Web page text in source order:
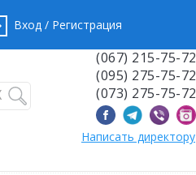
Вход / Регистрация
(067) 215-75-72
(095) 275-75-72
(073) 275-75-72
Написать директору